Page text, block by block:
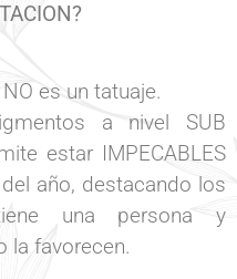
NO es un tatuaje.
a nivel SUB
estar IMPECABLES
año, destacando los
una persona y
la favorecen.